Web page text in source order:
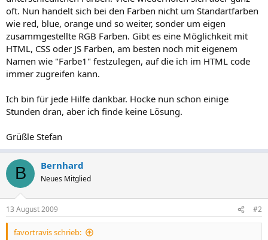
oft. Nun handelt sich bei den Farben nicht um Standartfarben
wie red, blue, orange und so weiter, sonder um eigen
zusammgestellte RGB Farben. Gibt es eine Möglichkeit mit
HTML, CSS oder JS Farben, am besten noch mit eigenem
Namen wie "Farbe1" festzulegen, auf die ich im HTML code
immer zugreifen kann.
Ich bin für jede Hilfe dankbar. Hocke nun schon einige
Stunden dran, aber ich finde keine Lösung.
Grüßle Stefan
B Bernhard
Neues Mitglied
13 August 2009 #2
favortravis schrieb: